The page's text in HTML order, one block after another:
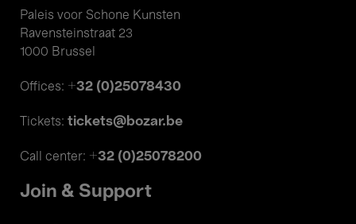
Paleis voor Schone Kunsten
Ravensteinstraat 23
1000 Brussel
Offices: +32 (0)25078430
Tickets: tickets@bozar.be
Call center: +32 (0)25078200
Join & Support